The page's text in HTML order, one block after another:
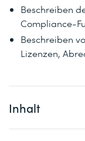
Beschreiben
Compliance-
Beschreiben
Lizenzen,
Inhalt